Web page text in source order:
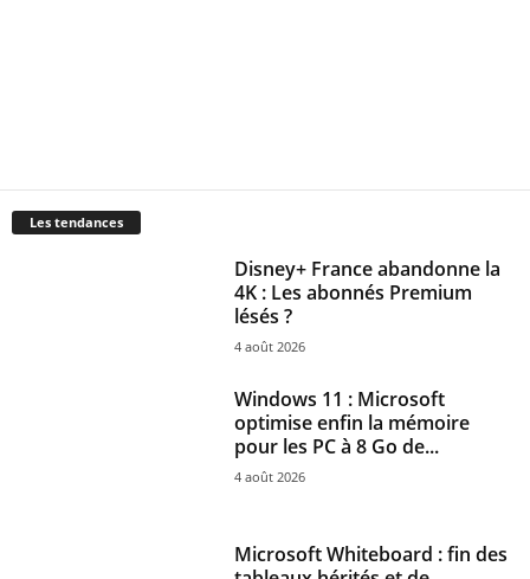
Les tendances
Disney+ France abandonne la
4K : Les abonnés Premium
lésés ?
4 août 2026
Windows 11 : Microsoft
optimise enfin la mémoire
pour les PC à 8 Go de...
4 août 2026
Microsoft Whiteboard : fin des